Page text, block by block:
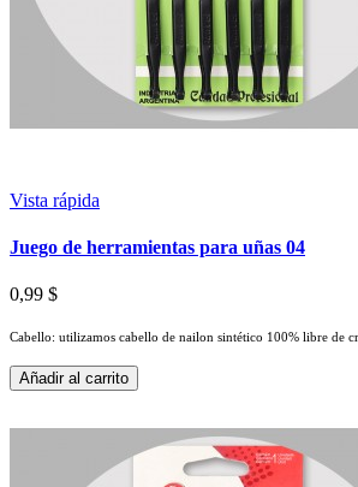
Vista rápida
Juego de herramientas para uñas 04
0,99 $
Cabello: utilizamos cabello de nailon sintético 100% libre de
Añadir al carrito